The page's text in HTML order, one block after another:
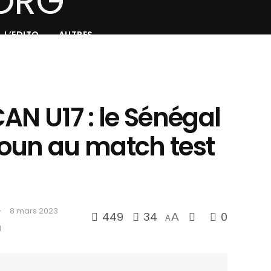
L’EDITO AUTRES
U17 : le Sénégal
au match test
8 mars 2023
449 34 AA 0